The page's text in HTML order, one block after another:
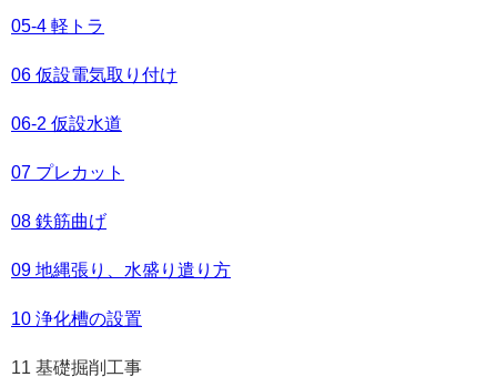
05-4 軽トラ
06 仮設電気取り付け
06-2 仮設水道
07 プレカット
08 鉄筋曲げ
09 地縄張り、水盛り遣り方
10 浄化槽の設置
11 基礎掘削工事